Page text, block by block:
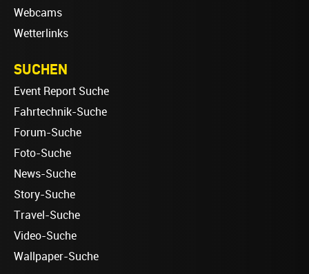
Webcams
Wetterlinks
SUCHEN
Event Report Suche
Fahrtechnik-Suche
Forum-Suche
Foto-Suche
News-Suche
Story-Suche
Travel-Suche
Video-Suche
Wallpaper-Suche